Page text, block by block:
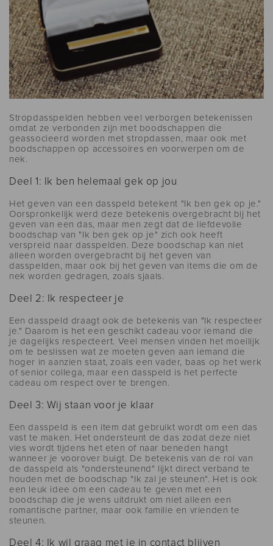
Stropdasspelden hebben veel verborgen betekenissen
omdat ze verbonden zijn met boodschappen die
geassocieerd worden met stropdassen, maar ook met
boodschappen op accessoires en voorwerpen om de
nek.
Deel 1: Ik ben helemaal gek op jou
Het geven van een dasspeld betekent "Ik ben gek op je."
Oorspronkelijk werd deze betekenis overgebracht bij het
geven van een das, maar men zegt dat de liefdevolle
boodschap van "Ik ben gek op je" zich ook heeft
verspreid naar dasspelden. Deze boodschap kan niet
alleen worden overgebracht bij het geven van
dasspelden, maar ook bij het geven van items die om de
nek worden gedragen, zoals sjaals.
Deel 2: Ik respecteer je
Een dasspeld draagt ​​ook de betekenis van "Ik respecteer
je." Daarom is het een geschikt cadeau voor iemand die
je dagelijks respecteert. Veel mensen vinden het moeilijk
om te beslissen wat ze moeten geven aan iemand die
hoger in aanzien staat, zoals een vader, baas op het werk
of senior collega, maar een dasspeld is het perfecte
cadeau om respect over te brengen.
Deel 3: Wij staan ​​voor je klaar
Een dasspeld is een item dat gebruikt wordt om een ​​das
vast te maken. Het ondersteunt de das zodat deze niet
vies wordt tijdens het eten of naar beneden hangt
wanneer je voorover buigt. De betekenis van de rol van
de dasspeld als "ondersteunend" lijkt direct verband te
houden met de boodschap "Ik zal je steunen". Het is ook
een leuk idee om een ​​cadeau te geven met een
boodschap die je wens uitdrukt om niet alleen een
romantische partner, maar ook familie en vrienden te
steunen.
Deel 4: Ik wil graag met je in contact blijven